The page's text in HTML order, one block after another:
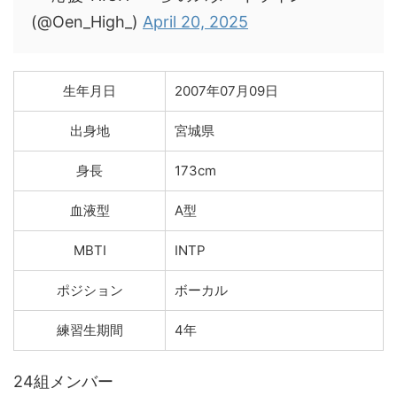
(@Oen_High_) April 20, 2025
生年月日 2007年07月09日
出身地 宮城県
身長 173cm
血液型 A型
MBTI INTP
ポジション ボーカル
練習生期間 4年
24組メンバー